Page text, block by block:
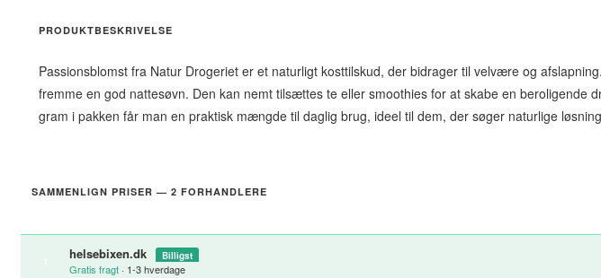
PRODUKTBESKRIVELSE
Passionsblomst fra Natur Drogeriet er et naturligt kosttilskud, der bidrager til velvære og
fremme en god nattesøvn. Den kan nemt tilsættes te eller smoothies for at skabe en
gram i pakken får man en praktisk mængde til daglig brug, ideel til dem, der søger naturlige
SAMMENLIGN PRISER — 2 FORHANDLERE
helsebixen.dk Billigst
Gratis fragt · 1-3 hverdage